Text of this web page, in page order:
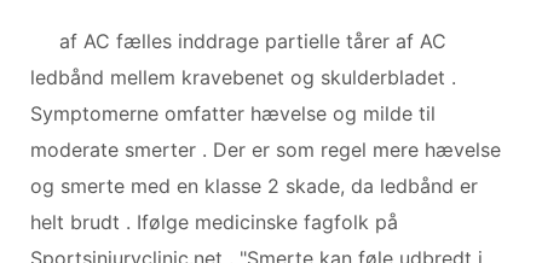
af AC fælles inddrage partielle tårer af AC
ledbånd mellem kravebenet og skulderbladet .
Symptomerne omfatter hævelse og milde til
moderate smerter . Der er som regel mere hævelse
og smerte med en klasse 2 skade, da ledbånd er
helt brudt . Ifølge medicinske fagfolk på
Sportsinjuryclinic.net , "Smerte kan føle udbredt i